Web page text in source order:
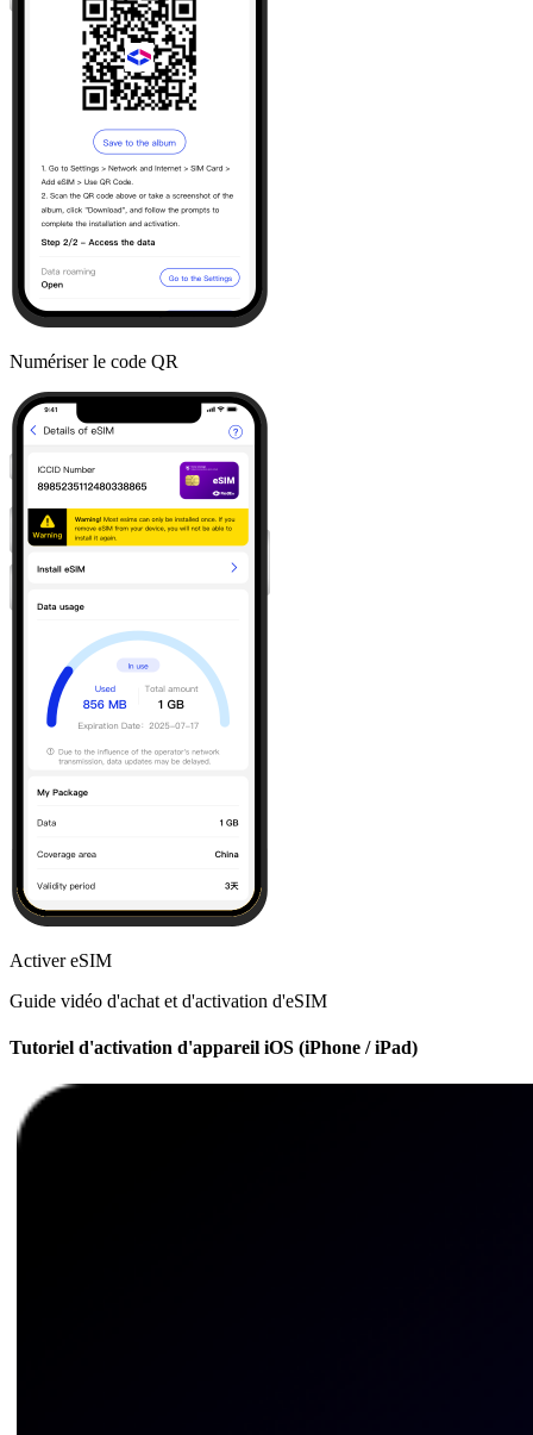
Numériser le code QR
Activer eSIM
Guide vidéo d'achat et d'activation d'eSIM
Tutoriel d'activation d'appareil iOS (iPhone / iPad)